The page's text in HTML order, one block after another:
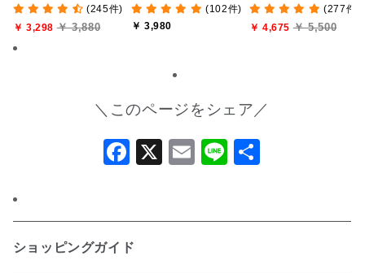
しゃけめんたい入り【送
料込/沖縄県送料別途】
【化粧箱包装付】
(245件)
￥ 3,298 ￥ 3,880
途】【化粧箱包装付/オン
ライン限定】
(102件)
￥ 3,980
料無料/沖縄県送料別途】
【化粧箱包装付/オンライ
(277件)
￥ 4,675 ￥ 5,500
＼このページをシェア／
Facebook
X Email
Line
ショッピングガイド